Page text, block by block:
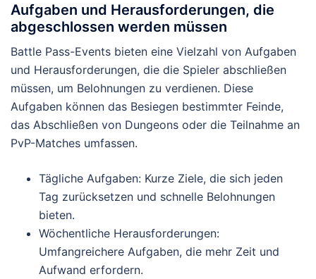
Aufgaben und Herausforderungen, die
abgeschlossen werden müssen
Battle Pass-Events bieten eine Vielzahl von Aufgaben
und Herausforderungen, die die Spieler abschließen
müssen, um Belohnungen zu verdienen. Diese
Aufgaben können das Besiegen bestimmter Feinde,
das Abschließen von Dungeons oder die Teilnahme an
PvP-Matches umfassen.
Tägliche Aufgaben: Kurze Ziele, die sich jeden
Tag zurücksetzen und schnelle Belohnungen
bieten.
Wöchentliche Herausforderungen:
Umfangreichere Aufgaben, die mehr Zeit und
Aufwand erfordern.